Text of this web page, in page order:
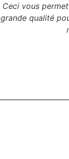
Ceci vous
grande qualité